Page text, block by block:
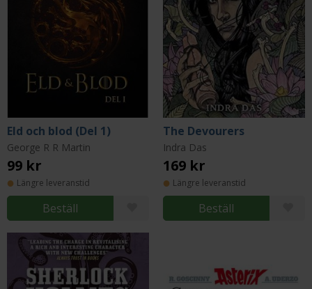
Eld och blod (Del 1)
George R R Martin
99 kr
Längre leveranstid
Beställ
The Devourers
Indra Das
169 kr
Längre leveranstid
Beställ